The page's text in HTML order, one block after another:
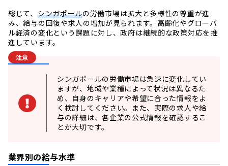
総じて、 シンガポールの労働市場は拡大と多様性の尊重が進
み、給与の回復や求人の増加が見られます。高齢化やグローバ
ル経済の変化という課題に対し、政府は継続的な政策対応を推
進しています。
注意
シンガポールの労働市場は急速に変化してい
ますが、地域や業種によって状況は異なるた
め、自身のキャリアや希望に合った情報をよ
く検討してください。また、実際の求人や給
与の詳細は、各企業の公式情報を確認するこ
とが大切です。
業界別の給与水準